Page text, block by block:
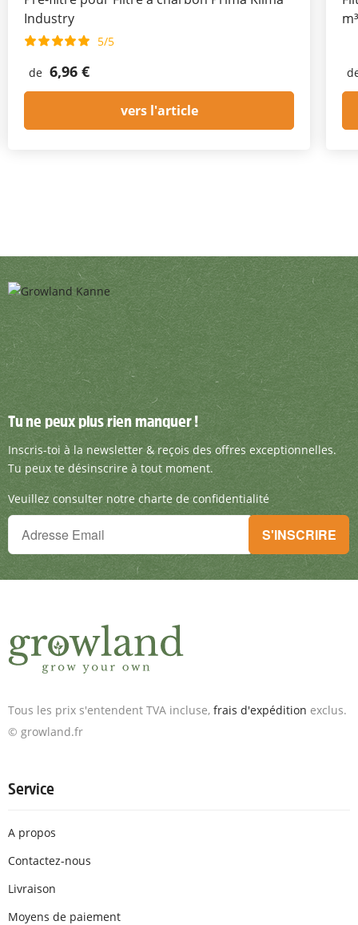
Industry
5/5
de 6,96 €
vers l'article
Tu ne peux plus rien manquer !
Inscris-toi à la newsletter & reçois des offres
Tu ne peux plus rien manquer !
Inscris-toi à la newsletter & reçois des offres exceptionnelles.
Tu peux te désinscrire à tout moment.
Veuillez consulter notre charte de confidentialité
Tu ne peux plus rien manquer !
Inscris-toi à la newsletter & reçois des offres exceptionnelles.
S'INSCRIRE
Tous les prix s'entendent TVA incluse, frais d'expédition exclus.
© growland.fr
Service
A propos
Contactez-nous
Livraison
Moyens de paiement